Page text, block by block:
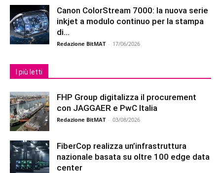
Canon ColorStream 7000: la nuova serie
inkjet a modulo continuo per la stampa
di...
Redazione BitMAT - 17/06/2026
I più letti
FHP Group digitalizza il procurement
con JAGGAER e PwC Italia
Redazione BitMAT - 03/08/2026
FiberCop realizza un’infrastruttura
nazionale basata su oltre 100 edge data
center